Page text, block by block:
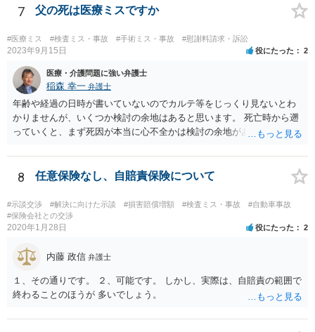
7 父の死は医療ミスですか
#医療ミス #検査ミス・事故 #手術ミス・事故 #慰謝料請求・訴訟
2023年9月15日 役にたった 2
医療・介護問題に強い弁護士
稲森 幸一 弁護士
年齢や経過の日時が書いていないのでカルテ等をじっくり見ないとわ
かりませんが、いくつか検討の余地はあると思います。 死亡時から遡
っていくと、まず死因が本当に心不全かは検討の余地があります。腹
こまでしたのか、またしたとして死亡を防げたのかどうかという因果
関係の問題もあります。 さらに遡ると、C病院の手術に問題はなかっ
前は問題なさそうですが、転院が多いのでそんなに転院が必要だった
のかも一応は検討材料だと思います。 いずれにしてもお近くの弁護士
にカルテ等を持って行って相談されたらいかがでしょうか。 頑張って
8 任意保険なし、自賠責保険について
#示談交渉 #解決に向けた示談 #損害賠償増額 #検査ミス・事故
#自動車事故
#保険会社との交渉
2020年1月28日 役にたった 2
内藤 政信 弁護士
１、その通りです。 ２、可能です。 しかし、実際は、自賠責の範囲で
終わることのほうが 多いでしょう。